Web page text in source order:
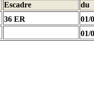
Escadre du
36 ER 01/
01/